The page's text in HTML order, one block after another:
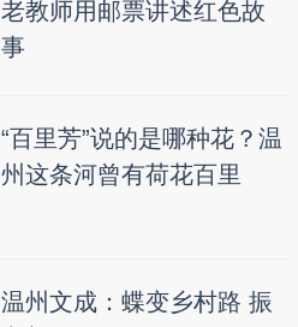
老教师用邮票讲述红色故
事
“百里芳”说的是哪种花？温
州这条河曾有荷花百里
温州文成：蝶变乡村路 振